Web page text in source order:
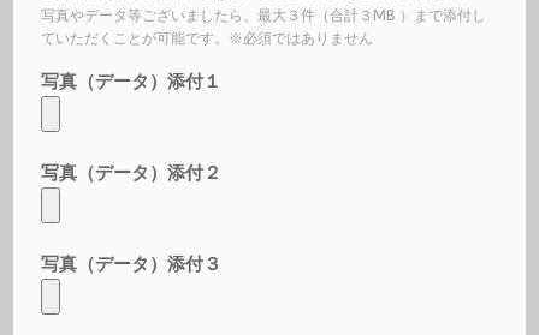
写真やデータ等ございましたら、最大３件（合計３MB ）まで添付し
ていただくことが可能です。※必須ではありません
写真（データ）添付１
写真（データ）添付２
写真（データ）添付３